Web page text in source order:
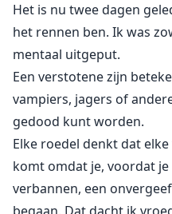
Het is nu twee dagen
het rennen ben. Ik was
mentaal uitgeput.
Een verstotene zijn
vampiers, jagers of
gedood kunt worden.
Elke roedel denkt dat
komt omdat je, voordat
verbannen, een